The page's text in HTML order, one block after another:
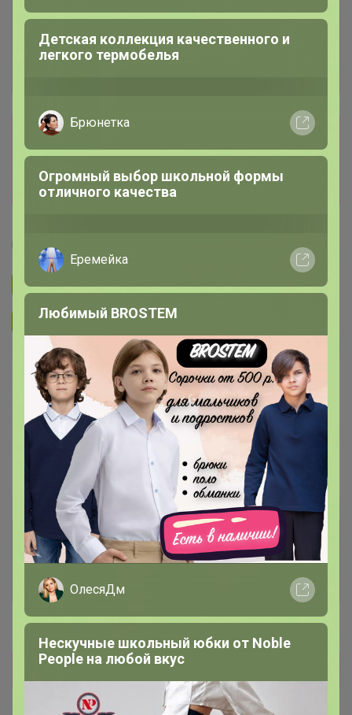
Сбор заказов в данной закупке
завершен
Перейти к текущей закупке
Артемида
Подписаться на закупку 1.3K
Подписаться на организатора
В архиве Собрано
81 %
Ожидание ~ 15 дней
Пристрой 1 лот
Комментарии к лотам 1.1K
Отзывы участников 1.7K
Новости
Прямая оплата!
Детская коллекция качественного и
легкого термобелья
Брюнетка
Огромный выбор школьной формы
отличного качества
Еремейка
Любимый BROSTEM
ОлесяДм
Нескучные школьный юбки от Nоblе
Реoplе на любой вкус